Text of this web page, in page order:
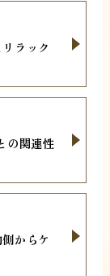
ラック
の関連性
からケ